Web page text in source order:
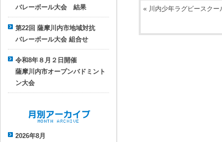
バレーボール大会 結果
第22回 薩摩川内市地域対抗
バレーボール大会 組合せ
令和8年８月２日開催
薩摩川内市オープンバドミント
ン大会
2026年8月
« 川内少年ラグビースク